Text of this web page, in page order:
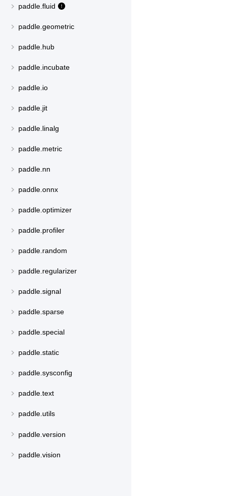
paddle.fluid
paddle.geometric
paddle.hub
paddle.incubate
paddle.io
paddle.jit
paddle.linalg
paddle.metric
paddle.nn
paddle.onnx
paddle.optimizer
paddle.profiler
paddle.random
paddle.regularizer
paddle.signal
paddle.sparse
paddle.special
paddle.static
paddle.sysconfig
paddle.text
paddle.utils
paddle.version
paddle.vision